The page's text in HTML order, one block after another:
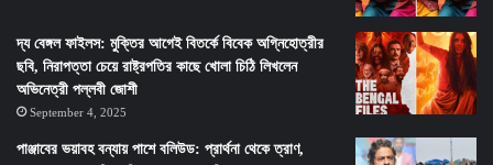
দ্য বেঙ্গল ফাইলস: মুক্তির আগেই বিতর্কে বিবেক অগ্নিহোত্রীর
ছবি, নিরাপত্তা চেয়ে রাষ্ট্রপতির কাছে খোলা চিঠি লিখলেন
অভিনেত্রী পল্লবী জোশী
September 4, 2025
পাঞ্জাবের ভয়াবহ বন্যায় পাশে বলিউড: প্রার্থনা থেকে ত্রাণ,